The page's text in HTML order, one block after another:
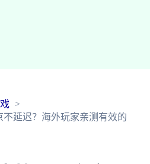
不延迟？海外玩家亲测有效的